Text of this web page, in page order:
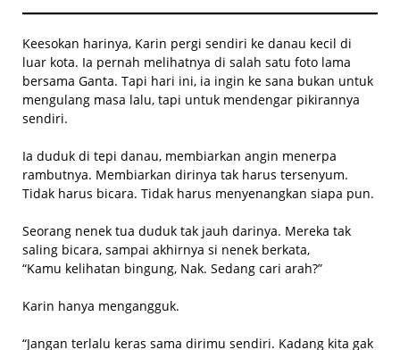
Keesokan harinya, Karin pergi sendiri ke danau kecil di
luar kota. Ia pernah melihatnya di salah satu foto lama
bersama Ganta. Tapi hari ini, ia ingin ke sana bukan untuk
mengulang masa lalu, tapi untuk mendengar pikirannya
sendiri.
Ia duduk di tepi danau, membiarkan angin menerpa
rambutnya. Membiarkan dirinya tak harus tersenyum.
Tidak harus bicara. Tidak harus menyenangkan siapa pun.
Seorang nenek tua duduk tak jauh darinya. Mereka tak
saling bicara, sampai akhirnya si nenek berkata,
“Kamu kelihatan bingung, Nak. Sedang cari arah?”
Karin hanya mengangguk.
“Jangan terlalu keras sama dirimu sendiri. Kadang kita gak